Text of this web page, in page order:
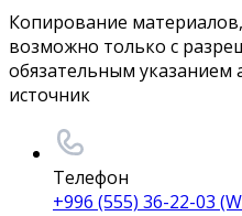
Копирование
возможно только с
обязательным указанием
источник
Телефон
+996 (555) 36-22-03